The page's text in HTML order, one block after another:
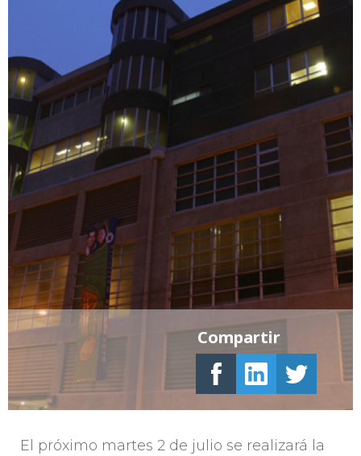
El próximo martes 2 de julio se realizará la
Compartir